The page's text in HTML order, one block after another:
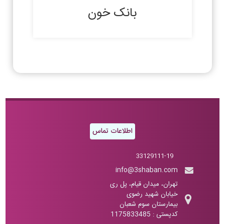
بانک خون
اطلاعات تماس
33129111-19
info@3shaban.com
تهران، میدان قیام، پل ری
خیابان شهید رضوی
بیمارستان سوم شعبان
کدپستی : 1175833485